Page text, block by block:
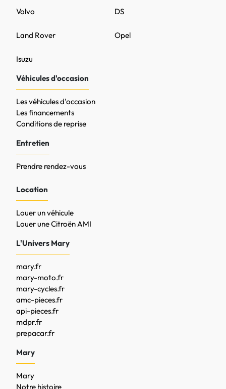
DS
Opel
Volvo
Land Rover
Isuzu
Véhicules d'occasion
Les véhicules d'occasion
Les financements
Conditions de reprise
Entretien
Prendre rendez-vous
Location
Louer un véhicule
Louer une Citroën AMI
L'Univers Mary
mary.fr
mary-moto.fr
mary-cycles.fr
amc-pieces.fr
api-pieces.fr
mdpr.fr
prepacar.fr
Mary
Mary
Notre histoire